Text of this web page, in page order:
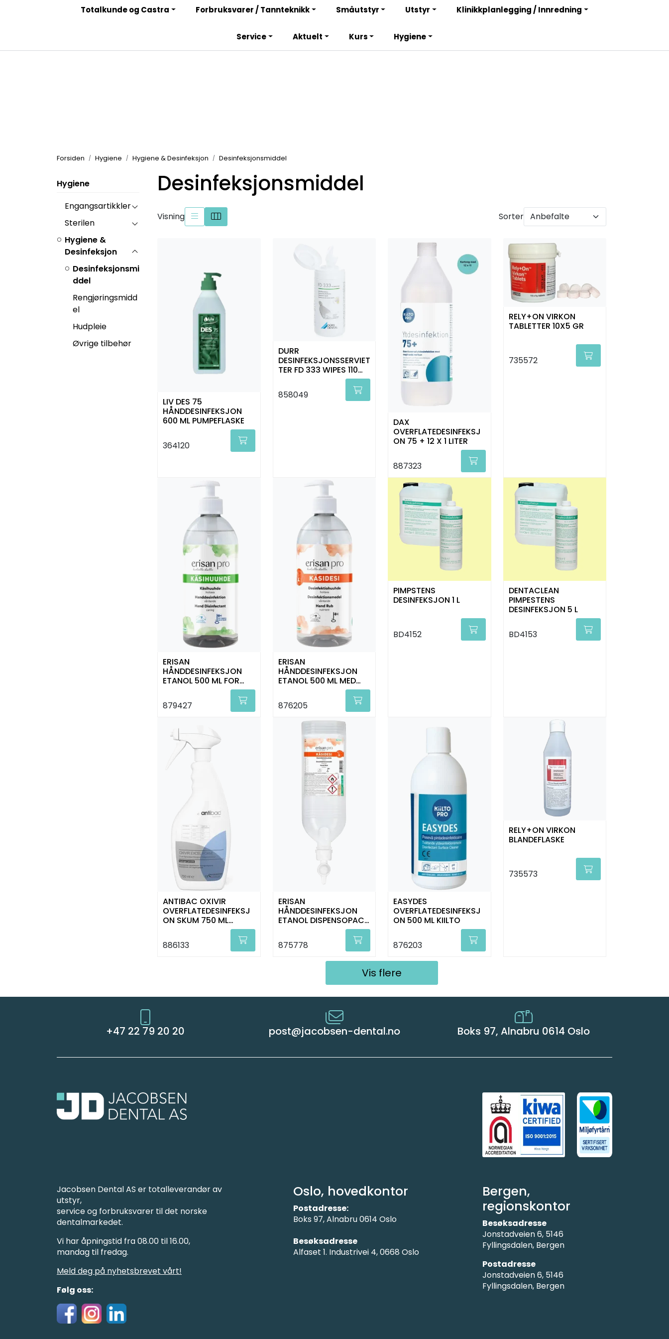
Bli totalkunde og få en rekke fordeler. Les mer!
Totalkunde og Castra Forbruksvarer / Tannteknikk Småutstyr Utstyr Klinikkplanlegging / Innredning
Service Aktuelt Kurs Hygiene
Forsiden Hygiene Hygiene & Desinfeksjon Desinfeksjonsmiddel
Hygiene
Engangsartikkler
Sterilen
Hygiene &
Desinfeksjon
Desinfeksjonsmi
ddel
Rengjøringsmidd
el
Hudpleie
Øvrige tilbehør
Desinfeksjonsmiddel
Visning Sorter
LIV DES 75
HÅNDDESINFEKSJON
600 ML PUMPEFLASKE
364120
DURR
DESINFEKSJONSSERVIET
TER FD 333 WIPES 110
858049
DAX
OVERFLATEDESINFEKSJ
ON 75 + 12 X 1 LITER
887323
RELY+ON VIRKON
TABLETTER 10X5 GR
735572
ERISAN
HÅNDDESINFEKSJON
ETANOL 500 ML FOR
FØLSOM HUD KIILTO
879427
ERISAN
HÅNDDESINFEKSJON
ETANOL 500 ML MED
876205
PIMPSTENS
DESINFEKSJON 1 L
BD4152
DENTACLEAN
PIMPESTENS
DESINFEKSJON 5 L
BD4153
ANTIBAC OXIVIR
OVERFLATEDESINFEKSJ
ON SKUM 750 ML
886133
ERISAN
HÅNDDESINFEKSJON
ETANOL DISPENSOPACK
875778
EASYDES
OVERFLATEDESINFEKSJ
ON 500 ML KIILTO
876203
RELY+ON VIRKON
BLANDEFLASKE
735573
Vis flere
+47 22 79 20 20 post@jacobsen-dental.no Boks 97, Alnabru 0614 Oslo
Jacobsen Dental AS er totalleverandør av
utstyr,
service og forbruksvarer til det norske
dentalmarkedet.
Vi har åpningstid fra 08.00 til 16.00,
mandag til fredag.
Meld deg på nyhetsbrevet vårt!
Følg oss:
Bergen,
regionskontor
Besøksadresse
Jonstadveien 6, 5146
Fyllingsdalen, Bergen
Postadresse
Jonstadveien 6, 5146
Fyllingsdalen, Bergen
Oslo, hovedkontor
Postadresse:
Boks 97, Alnabru 0614 Oslo
Besøksadresse
Alfaset 1. Industrivei 4, 0668 Oslo